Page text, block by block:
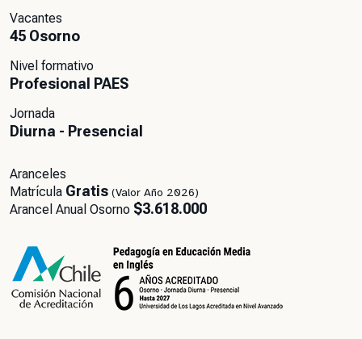
Vacantes
45 Osorno
Nivel formativo
Profesional PAES
Jornada
Diurna - Presencial
Aranceles
Matrícula Gratis (Valor Año 2026)
Arancel Anual Osorno $3.618.000